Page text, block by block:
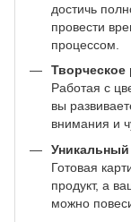
достичь
провести
процессом.
Творческое
Работая с
вы
внимания и
Уникальный
Готовая
продукт, а
можно